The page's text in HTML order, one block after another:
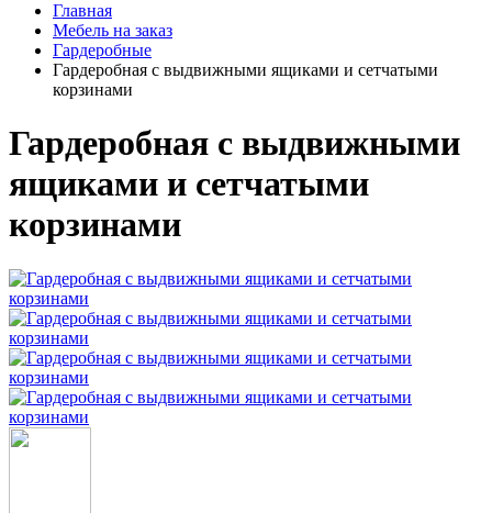
Главная
Мебель на заказ
Гардеробные
Гардеробная с выдвижными ящиками и сетчатыми
корзинами
Гардеробная с выдвижными
ящиками и сетчатыми
корзинами